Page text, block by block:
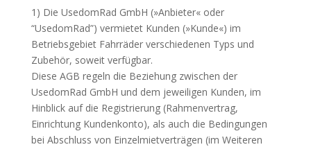
1) Die UsedomRad GmbH (»Anbieter« oder
“UsedomRad”) vermietet Kunden (»Kunde«) im
Betriebsgebiet Fahrräder verschiedenen Typs und
Zubehör, soweit verfügbar.
Diese AGB regeln die Beziehung zwischen der
UsedomRad GmbH und dem jeweiligen Kunden, im
Hinblick auf die Registrierung (Rahmenvertrag,
Einrichtung Kundenkonto), als auch die Bedingungen
bei Abschluss von Einzelmietverträgen (im Weiteren